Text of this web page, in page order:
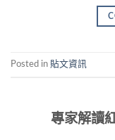
Posted in 貼文資訊
專家解讀